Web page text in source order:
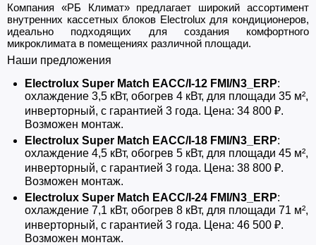
Компания «РБ Климат» предлагает широкий ассортимент
внутренних кассетных блоков Electrolux для кондиционеров,
идеально подходящих для создания комфортного
микроклимата в помещениях различной площади.
Наши предложения
Electrolux Super Match EACC/I-12 FMI/N3_ERP:
охлаждение 3,5 кВт, обогрев 4 кВт, для площади 35 м²,
инверторный, с гарантией 3 года. Цена: 34 800 ₽.
Возможен монтаж.
Electrolux Super Match EACC/I-18 FMI/N3_ERP:
охлаждение 4,5 кВт, обогрев 5 кВт, для площади 45 м²,
инверторный, с гарантией 3 года. Цена: 38 800 ₽.
Возможен монтаж.
Electrolux Super Match EACC/I-24 FMI/N3_ERP:
охлаждение 7,1 кВт, обогрев 8 кВт, для площади 71 м²,
инверторный, с гарантией 3 года. Цена: 46 500 ₽.
Возможен монтаж.